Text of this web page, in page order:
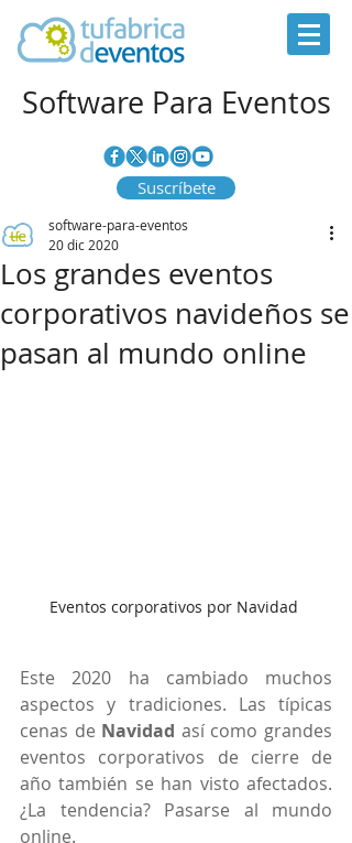
Software Para Eventos
Suscríbete
Los grandes eventos
corporativos navideños se
pasan al mundo online
software-para-eventos
20 dic 2020
Eventos corporativos por Navidad
Este 2020 ha cambiado muchos
aspectos y tradiciones. Las típicas
cenas de Navidad así como grandes
eventos corporativos de cierre de
año también se han visto afectados.
¿La tendencia? Pasarse al mundo
online.